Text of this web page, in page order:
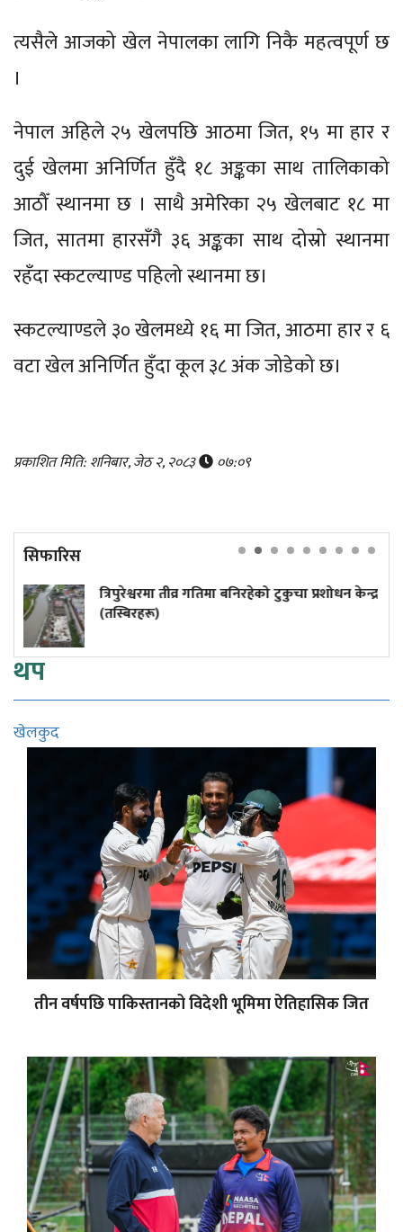
त्यसैले आजको खेल नेपालका लागि निकै महत्वपूर्ण छ
।
नेपाल अहिले २५ खेलपछि आठमा जित, १५ मा हार र
दुई खेलमा अनिर्णित हुँदै १८ अङ्कका साथ तालिकाको
आठौँ स्थानमा छ । साथै अमेरिका २५ खेलबाट १८ मा
जित, सातमा हारसँगै ३६ अङ्कका साथ दोस्रो स्थानमा
रहँदा स्कटल्याण्ड पहिलो स्थानमा छ।
स्कटल्याण्डले ३० खेलमध्ये १६ मा जित, आठमा हार र ६
वटा खेल अनिर्णित हुँदा कूल ३८ अंक जोडेको छ।
प्रकाशित मिति: शनिबार, जेठ २, २०८३ ०७:०९
सिफारिस
तीव्र गतिमा बनिरहेको टुकुचा प्रशोधन केन्द्र
५० वर्षमा
थप
खेलकुद
तीन वर्षपछि पाकिस्तानको विदेशी भूमिमा ऐतिहासिक जित